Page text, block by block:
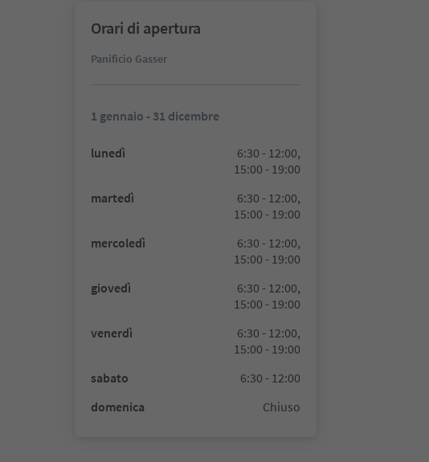
Orari di apertura
Panificio Gasser
1 gennaio - 31 dicembre
lunedì
6:30 - 12:00,
15:00 - 19:00
martedì
6:30 - 12:00,
15:00 - 19:00
mercoledì
6:30 - 12:00,
15:00 - 19:00
giovedì
6:30 - 12:00,
15:00 - 19:00
venerdì
6:30 - 12:00,
15:00 - 19:00
sabato
6:30 - 12:00
domenica
Chiuso